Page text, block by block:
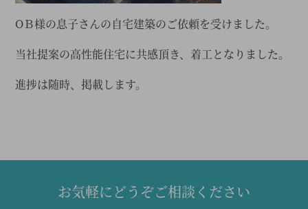
OＢ様の息子さんの自宅建築のご依頼を受けました。
当社提案の高性能住宅に共感頂き、着工となりました。
進捗は随時、掲載します。
お気軽にどうぞご相談ください